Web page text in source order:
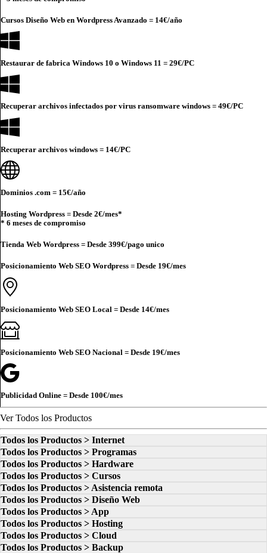
Cursos Diseño Web en Wordpress Avanzado = 14€/año
Restaurar de fabrica Windows 10 o Windows 11 = 29€/PC
Recuperar archivos infectados por virus ransomware windows = 49€/PC
Recuperar archivos windows = 14€/PC
Dominios .com = 15€/año
Hosting Wordpress = Desde 2€/mes*
* 6 meses de compromiso
Tienda Web Wordpress = Desde 399€/pago unico
Posicionamiento Web SEO Wordpress = Desde 19€/mes
Posicionamiento Web SEO Local = Desde 14€/mes
Posicionamiento Web SEO Nacional = Desde 19€/mes
Publicidad Online = Desde 100€/mes
Ver Todos los Productos
Todos los Productos > Internet
Todos los Productos > Programas
Todos los Productos > Hardware
Todos los Productos > Cursos
Todos los Productos > Asistencia remota
Todos los Productos > Diseño Web
Todos los Productos > App
Todos los Productos > Hosting
Todos los Productos > Cloud
Todos los Productos > Backup